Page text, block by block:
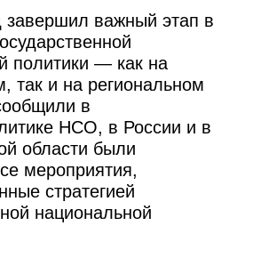
важный этап в
политики — как на
так и на региональном
в
НСО, в России и в
области были
мероприятия,
стратегией
национальной